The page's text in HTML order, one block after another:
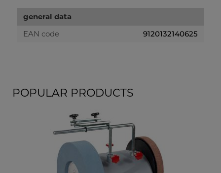
general data
EAN code
9120132140625
POPULAR PRODUCTS